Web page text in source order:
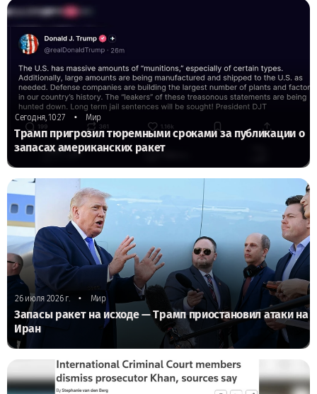
Сегодня, 10:27 • Мир
Трамп пригрозил тюремными сроками за публикации о
запасах американских ракет
26 июля 2026 г. • Мир
Запасы ракет на исходе — Трамп приостановил атаки на
Иран